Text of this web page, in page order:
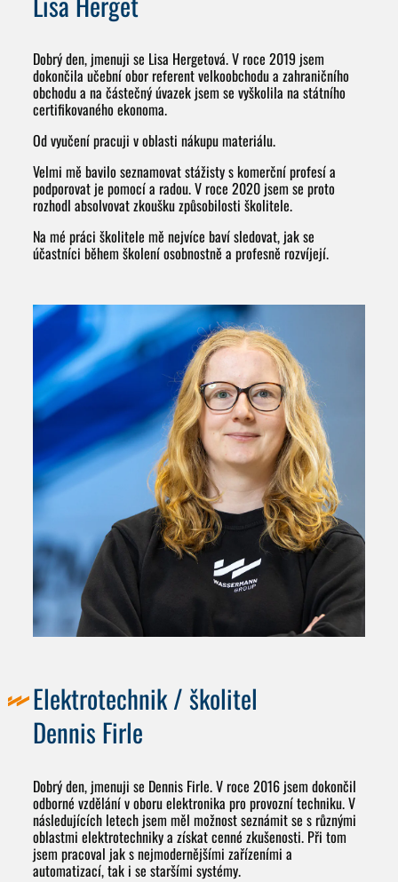
Dobrý den, jmenuji se Lisa Hergetová. V roce 2019 jsem
dokončila učební obor referent velkoobchodu a zahraničního
obchodu a na částečný úvazek jsem se vyškolila na státního
certifikovaného ekonoma.
Od vyučení pracuji v oblasti nákupu materiálu.
Velmi mě bavilo seznamovat stážisty s komerční profesí a
podporovat je pomocí a radou. V roce 2020 jsem se proto
rozhodl absolvovat zkoušku způsobilosti školitele.
Na mé práci školitele mě nejvíce baví sledovat, jak se
účastníci během školení osobnostně a profesně rozvíjejí.
Elektrotechnik / školitel
Dennis Firle
Dobrý den, jmenuji se Dennis Firle. V roce 2016 jsem dokončil
odborné vzdělání v oboru elektronika pro provozní techniku. V
následujících letech jsem měl možnost seznámit se s různými
oblastmi elektrotechniky a získat cenné zkušenosti. Při tom
jsem pracoval jak s nejmodernějšími zařízeními a
automatizací, tak i se staršími systémy.